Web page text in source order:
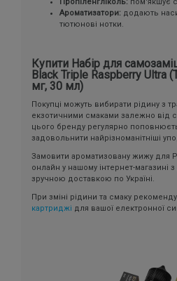
Ароматизатори: додають
тютюнові нотки.
Купити Набір для
Black Triple Raspberry Ultra
мг, 30 мл)
Покупці можуть вибирати рідину з
екзотичними смаками залежно від
цього бренду регулярно
задовольнити найрізноманітніші
Замовити ароматизовану жижу для
онлайн у нашому інтернет-магазині
зручною доставкою по Україні.
При зміні рідини та смаку
картриджі для вашої електронної